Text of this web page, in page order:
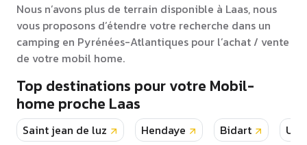
Nous n’avons plus de terrain disponible à Laas, nous
vous proposons d’étendre votre recherche dans un
camping en Pyrénées-Atlantiques pour l’achat / vente
de votre mobil home.
Top destinations pour votre Mobil-
home proche Laas
Saint jean de luz Hendaye Bidart